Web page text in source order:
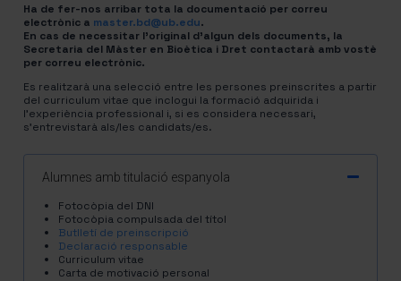
Ha de fer-nos arribar tota la documentació per correu
electrònic a master.bd@ub.edu.
En cas de necessitar l’original d’algun dels documents, la
Secretaria del Màster en Bioètica i Dret contactarà amb vostè
per correu electrònic.
Es realitzarà una selecció entre les persones preinscrites a partir
del curriculum vitae que inclogui la formació adquirida i
l’experiència professional i, si es considera necessari,
s’entrevistarà als/les candidats/es.
Alumnes amb titulació espanyola
Fotocòpia del DNI
Fotocòpia compulsada del títol
Butlletí de preinscripció
Declaració responsable
Curriculum vitae
Carta de motivació personal